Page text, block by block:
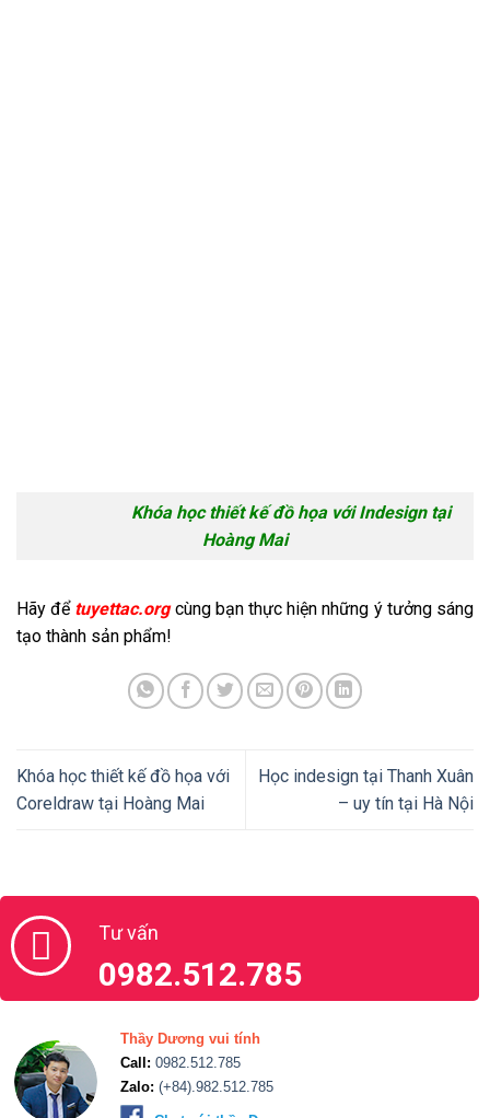
Khóa học thiết kế đồ họa với Indesign tại
Hoàng Mai
Hãy để tuyettac.org cùng bạn thực hiện những ý tưởng sáng
tạo thành sản phẩm!
Khóa học thiết kế đồ họa với
Coreldraw tại Hoàng Mai
Học indesign tại Thanh Xuân
– uy tín tại Hà Nội
Tư vấn
0982.512.785
Thầy Dương vui tính
Call: 0982.512.785
Zalo: (+84).982.512.785